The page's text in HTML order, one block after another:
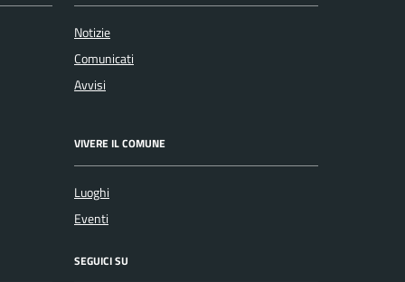
Notizie
Comunicati
Avvisi
VIVERE IL COMUNE
Luoghi
Eventi
SEGUICI SU